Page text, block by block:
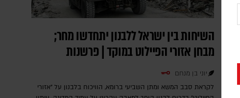
השיחות בין ישראל ללבנון יתחדשו מחר;
מבחן אזורי הפיילוט במוקד | פרשנות
יוני בן מנחם
לקראת סבב המשא ומתן השביעי ברומא, הוויכוח בלבנון על "אזורי